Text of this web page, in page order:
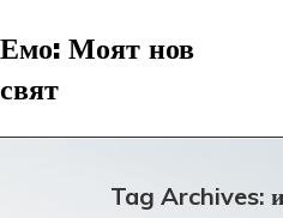
Емо: Моят нов
свят
Tag Archives: